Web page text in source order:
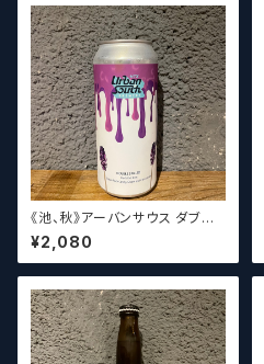
《池、秋》アーバンサウス ダブル
スピルド ロックザボート / Urba
n South HTX Double Spille
d: Rock the Boat【クラフトビ
¥2,080